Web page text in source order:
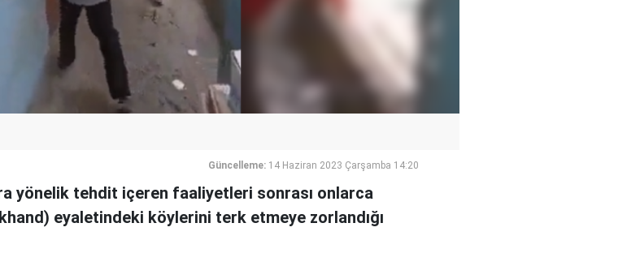
Güncelleme: 14 Haziran 2023 Çarşamba 14:20
yönelik tehdit içeren faaliyetleri sonrası onlarca
eyaletindeki köylerini terk etmeye zorlandığı